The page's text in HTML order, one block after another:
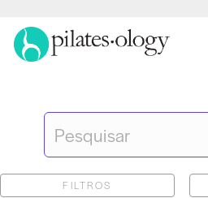
FILTROS